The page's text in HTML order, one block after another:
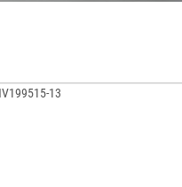
13